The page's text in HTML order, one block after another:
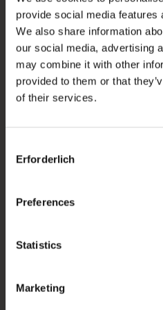
provide social media features
We also share information
our social media, advertising
may combine it with other
provided to them or that
of their services.
Selection
Erforderlich
Preferences
Statistics
Marketing
Bestand an
Dank unserer großen
der Lage, fast jede
Vorrat zu liefern. Unten auf
hier nicht aufgeführt ist,
Europäische Eiche
Möchten Sie ein Angebot?